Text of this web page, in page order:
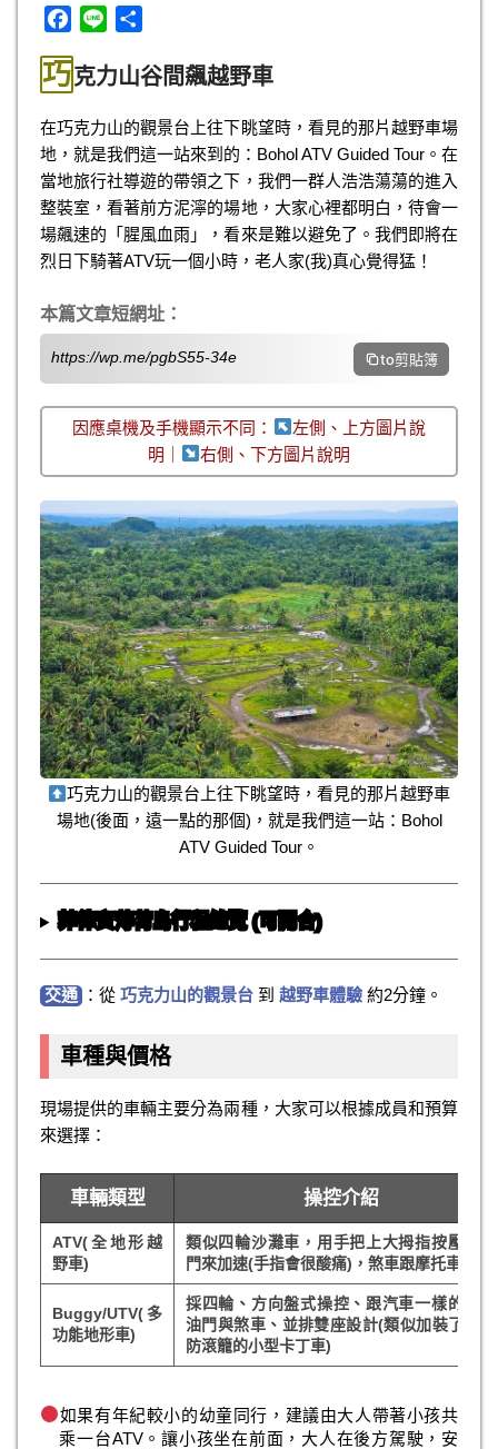
c
e
b
o
o
k
n
巧克力山谷間飆越野車
在巧克力山的觀景台上往下眺望時，看見的那片越野車場
地，就是我們這一站來到的：Bohol ATV Guided Tour。在
當地旅行社導遊的帶領之下，我們一群人浩浩蕩蕩的進入
整裝室，看著前方泥濘的場地，大家心裡都明白，待會一
場飆速的「腥風血雨」，看來是難以避免了。我們即將在
烈日下騎著ATV玩一個小時，老人家(我)真心覺得猛！
本篇文章短網址：
https://wp.me/pgbS55-34e to剪貼簿
因應桌機及手機顯示不同：
左側、上方圖片說
明｜
右側、下方圖片說明
巧克力山的觀景台上往下眺望時，看見的那片越野車
場地(後面，遠一點的那個)，就是我們這一站：Bohol
ATV Guided Tour。
菲律賓薄荷島行程總覽 (可開合)
交通 ：從 巧克力山的觀景台 到 越野車體驗 約2分鐘。
車種與價格
現場提供的車輛主要分為兩種，大家可以根據成員和預算
來選擇：
車輛類型 操控介紹
ATV(全地形越
野車)
類似四輪沙灘車，用手把上大拇指按壓式油
門來加速(手指會很酸痛)，煞車跟摩托車一樣
Buggy/UTV(多
功能地形車)
採四輪、方向盤式操控、跟汽車一樣的腳踩
油門與煞車、並排雙座設計(類似加裝了粗獷
防滾籠的小型卡丁車)
如果有年紀較小的幼童同行，建議由大人帶著小孩共
乘一台ATV。讓小孩坐在前面，大人在後方駕駛，安